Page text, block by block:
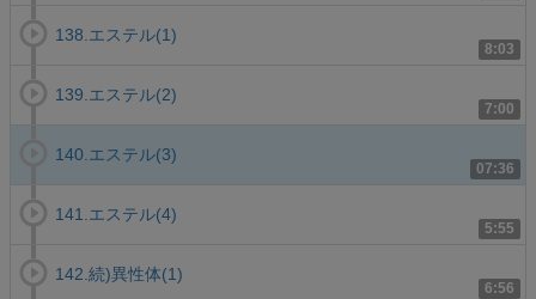
8:03
138.エステル(1)
7:00
139.エステル(2)
07:36
140.エステル(3)
5:55
141.エステル(4)
6:56
142.続)異性体(1)